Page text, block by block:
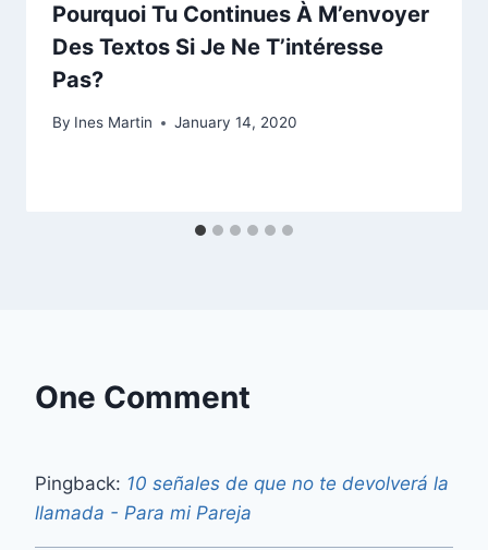
Pourquoi Tu Continues À M’envoyer
Des Textos Si Je Ne T’intéresse
Pas?
By Ines Martin January 14, 2020
One Comment
Pingback: 10 señales de que no te devolverá la
llamada - Para mi Pareja